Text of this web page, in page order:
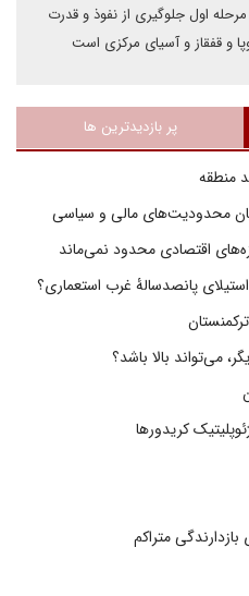
اول جلوگیری از نفوذ و قدرت
و قفقاز و آسیای مرکزی است
پر بازدیدترین ها
منطقه
محدودیت‌های مالی و سیاسی
اقتصادی محدود نمی‌ماند
پانصدسالۀ غرب استعماری؟
می‌تواند بالا باشد؟
کریدورها
متراکم